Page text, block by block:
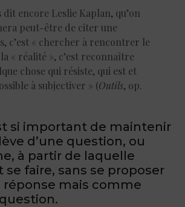
encore Leslie Kaplan, qu’on
peut-être de citer une
c’est « chercher à rencontrer le
« réalité », c’est reconnaître
chose qui résiste, qui est et
à subjectiver » (Outils, op.
si important de maintenir
d’une question, ou
à partir de laquelle
se faire, sans se proposer
mais comme